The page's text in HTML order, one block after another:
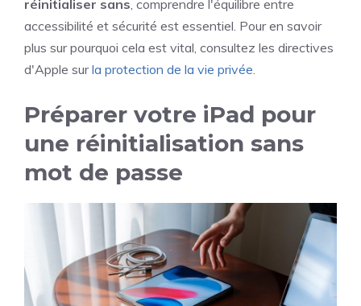
réinitialiser sans , comprendre l'équilibre entre
accessibilité et sécurité est essentiel. Pour en savoir
plus sur pourquoi cela est vital, consultez les directives
d'Apple surla protection de la vie privée
Préparer votre iPad pour
une réinitialisation sans
mot de passe